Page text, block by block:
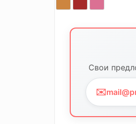
Свои
✉️